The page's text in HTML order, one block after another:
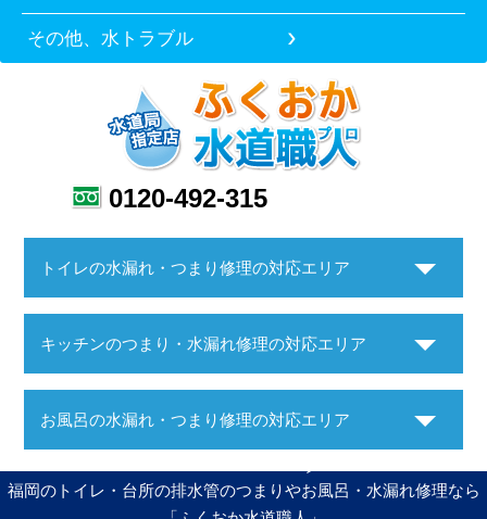
その他、水トラブル
0120-492-315
トイレの水漏れ・つまり修理の対応エリア
キッチンのつまり・水漏れ修理の対応エリア
お風呂の水漏れ・つまり修理の対応エリア
福岡のトイレ・台所の排水管のつまりやお風呂・水漏れ修理なら